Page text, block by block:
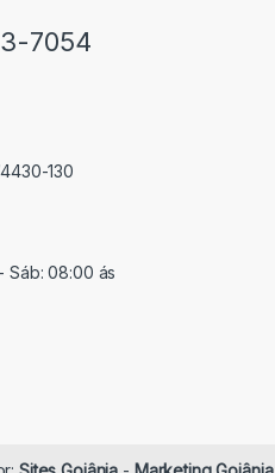
7054
130
Sáb: 08:00 ás